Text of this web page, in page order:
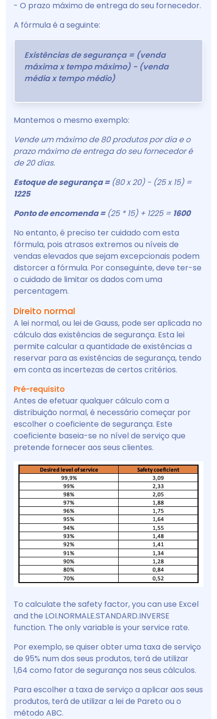
- O prazo máximo de entrega do seu fornecedor.
A fórmula é a seguinte:
Existências de segurança = (venda
máxima x tempo máximo) - (venda
média x tempo médio)
Mantemos o mesmo exemplo:
Vende um máximo de 80 produtos por dia e o
prazo máximo de entrega do seu fornecedor é
de 20 dias.
Estoque de segurança =(80 x 20) - (25 x 15) =
1225
Ponto de encomenda =(25 * 15) + 1225 = 1600
No entanto, é preciso ter cuidado com esta
fórmula, pois atrasos extremos ou níveis de
vendas elevados que sejam excepcionais podem
distorcer a fórmula. Por conseguinte, deve ter-se
o cuidado de limitar os dados com uma
percentagem.
Direito normal
A lei normal, ou lei de Gauss, pode ser aplicada no
cálculo das existências de segurança. Esta lei
permite calcular a quantidade de existências a
reservar para as existências de segurança, tendo
em conta as incertezas de certos critérios.
Pré-requisito
Antes de efetuar qualquer cálculo com a
distribuição normal, é necessário começar por
escolher o coeficiente de segurança. Este
coeficiente baseia-se no nível de serviço que
pretende fornecer aos seus clientes.
To calculate the safety factor, you can use Excel
and the LOI.NORMALE.STANDARD.INVERSE
function. The only variable is your service rate.
Por exemplo, se quiser obter uma taxa de serviço
de 95% num dos seus produtos, terá de utilizar
1,64 como fator de segurança nos seus cálculos.
Para escolher a taxa de serviço a aplicar aos seus
produtos, terá de utilizar a lei de Pareto ou o
método ABC.